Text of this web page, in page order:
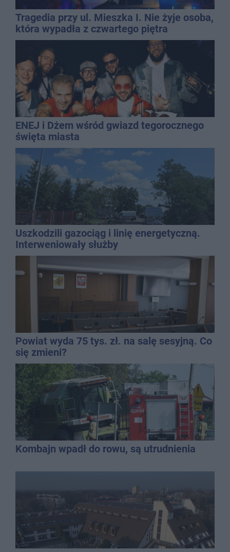
Tragedia przy ul. Mieszka I. Nie żyje osoba,
która wypadła z czwartego piętra
ENEJ i Dżem wśród gwiazd tegorocznego
święta miasta
Uszkodzili gazociąg i linię energetyczną.
Interweniowały służby
Powiat wyda 75 tys. zł. na salę sesyjną. Co
się zmieni?
Kombajn wpadł do rowu, są utrudnienia